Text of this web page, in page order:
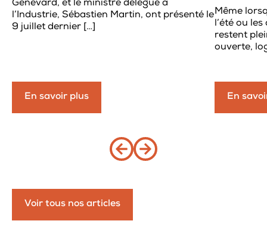
Genevard, et le ministre délégué à
l’Industrie, Sébastien Martin, ont présenté le
9 juillet dernier […]
En savoir plus
Même
l’été ou
restent
ouverte,
En
Voir tous nos articles